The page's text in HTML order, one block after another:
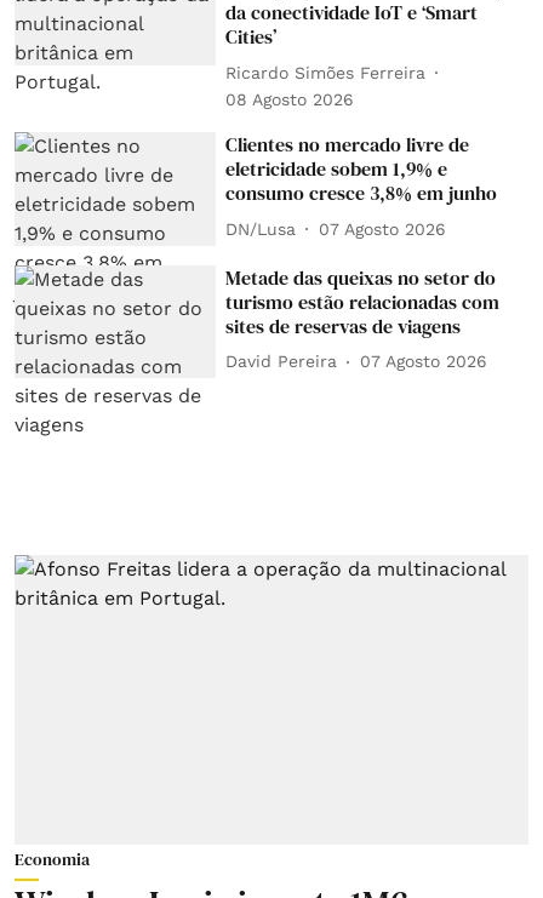
da conectividade IoT e ‘Smart
Cities’
Ricardo Simões Ferreira
08 Agosto 2026
Clientes no mercado livre de
eletricidade sobem 1,9% e
consumo cresce 3,8% em junho
DN/Lusa 07 Agosto 2026
Metade das queixas no setor do
turismo estão relacionadas com
sites de reservas de viagens
David Pereira 07 Agosto 2026
Economia